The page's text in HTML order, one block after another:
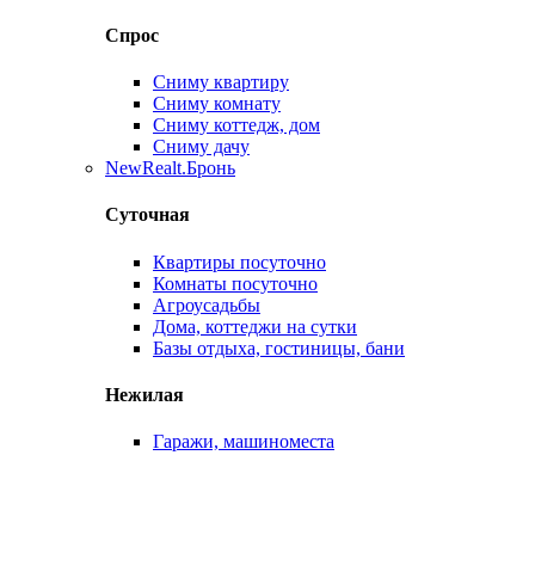
Спрос
Сниму квартиру
Сниму комнату
Сниму коттедж, дом
Сниму дачу
NewRealt.Бронь
Суточная
Квартиры посуточно
Комнаты посуточно
Агроусадьбы
Дома, коттеджи на сутки
Базы отдыха, гостиницы, бани
Нежилая
Гаражи, машиноместа